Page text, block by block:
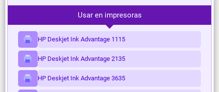
Usar en impresoras
HP Deskjet Ink Advantage 1115
HP Deskjet Ink Advantage 2135
HP Deskjet Ink Advantage 3635